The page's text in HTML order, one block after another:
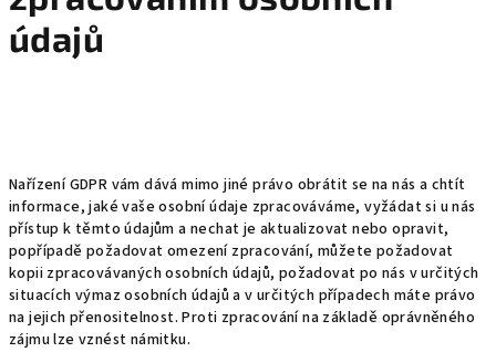
údajů
Nařízení GDPR vám dává mimo jiné právo obrátit se na nás a chtít
informace, jaké vaše osobní údaje zpracováváme, vyžádat si u nás
přístup k těmto údajům a nechat je aktualizovat nebo opravit,
popřípadě požadovat omezení zpracování, můžete požadovat
kopii zpracovávaných osobních údajů, požadovat po nás v určitých
situacích výmaz osobních údajů a v určitých případech máte právo
na jejich přenositelnost. Proti zpracování na základě oprávněného
zájmu lze vznést námitku.